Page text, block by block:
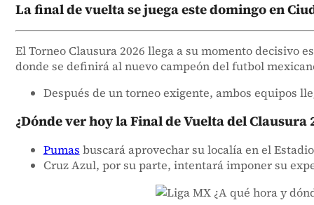
La final de vuelta se juega este domingo en
El Torneo Clausura 2026 llega a su momento decisivo
donde se definirá al nuevo campeón del futbol
Después de un torneo exigente, ambos equipos
¿Dónde ver hoy la Final de Vuelta del Clausura
Pumas buscará aprovechar su localía en el
Cruz Azul, por su parte, intentará imponer su